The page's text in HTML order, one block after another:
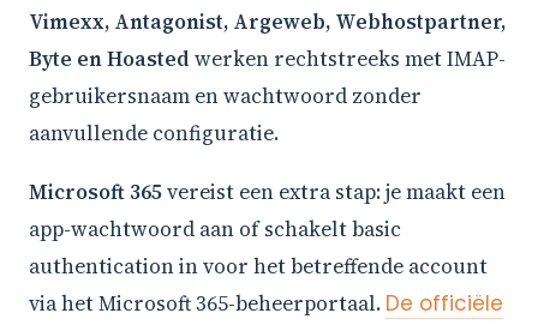
Vimexx, Antagonist, Argeweb, Webhostpartner,
Byte en Hoasted werken rechtstreeks met IMAP-
gebruikersnaam en wachtwoord zonder
aanvullende configuratie.
Microsoft 365vereist een extra stap: je maakt een
app-wachtwoord aan of schakelt basic
authentication in voor het betreffende account
via het Microsoft 365-beheerportaal. De officiële